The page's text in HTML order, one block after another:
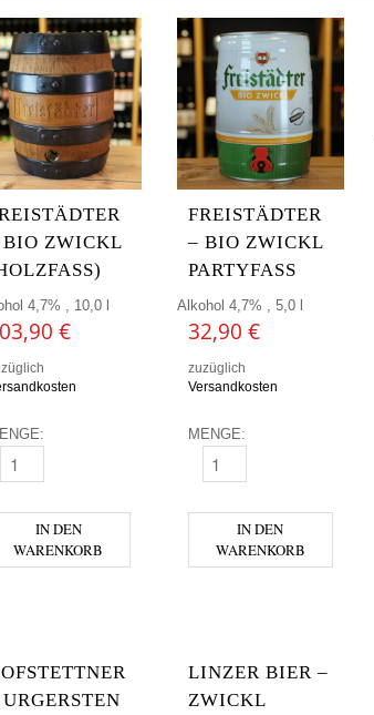
BIO ZWICKL
4,7% , 10,0 l
€
- BIO ZWICKL (HOLZFASS) MENGE
IN DEN
WARENKORB
FREISTÄDTER
– BIO ZWICKL
PARTYFASS
Alkohol 4,7% , 5,0 l
32,90 €
zuzüglich
Versandkosten
MENGE:
FREISTÄDTER - BIO
IN DEN
WARENKORB
LINZER BIER –
ZWICKL